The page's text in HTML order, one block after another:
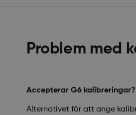
Problem med
Accepterar G6 kalibreringar?
Alternativet för att ange